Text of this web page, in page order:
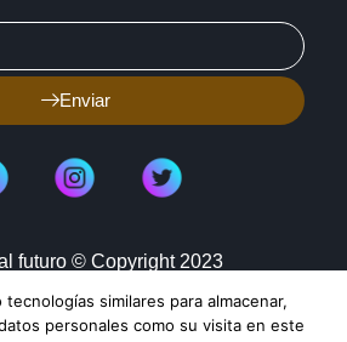
Enviar
futuro © Copyright 2023
Política de Cookies
tecnologías similares para almacenar,
personales como su visita en este